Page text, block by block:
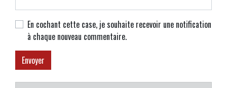
En cochant cette case, je souhaite recevoir une notification
à chaque nouveau commentaire.